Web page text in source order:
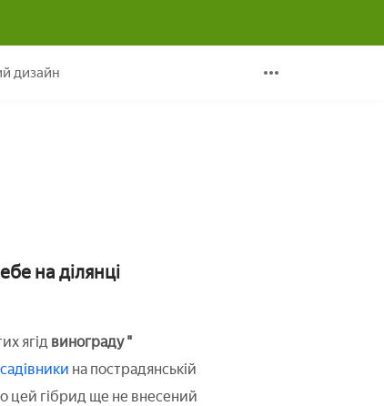
дизайн
на ділянці
ягідвинограду "
садівники на пострадянській
цей гібрид ще не внесений